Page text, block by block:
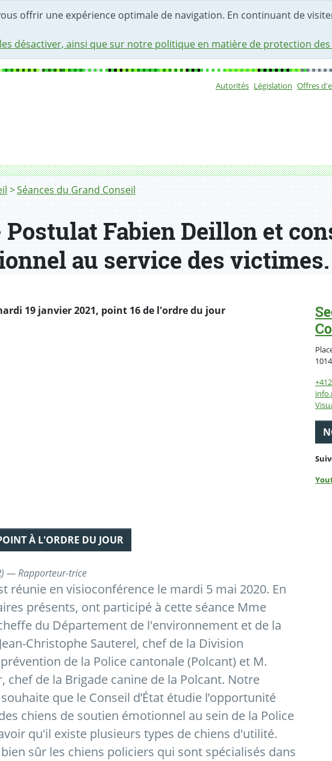
offrir une expérience optimale de navigation. En continuant de
désactiver, ainsi que sur notre politique en matière de protection des
Autorités Législation Offres
Séances du Grand Conseil
Postulat Fabien Deillon et
au service des victimes.
19 janvier 2021, point 16 de l'ordre du jour
À L'ORDRE DU JOUR
— Rapporteur-trice
réunie en visioconférence le mardi 5 mai 2020. En
présents, ont participé à cette séance Mme
du Département de l'environnement et de la
Christophe Sauterel, chef de la Division
de la Police cantonale (Polcant) et M.
chef de la Brigade canine de la Polcant. Notre
que le Conseil d’État étudie l’opportunité
chiens de soutien émotionnel au sein de la Police
qu'il existe plusieurs types de chiens d'utilité.
sûr les chiens policiers qui sont spécialisés dans
1014